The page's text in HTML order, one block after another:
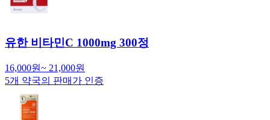
유한 비타민C 1000mg 300정
16,000원~ 21,000원
5개 약국의 판매가 인증